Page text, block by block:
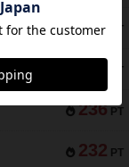
257 PT
PT
236 PT
232 PT